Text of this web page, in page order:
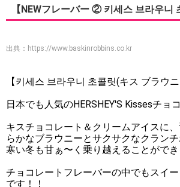
【NEWフレーバー ② 키세스 브라우니
出典： https://www.baskinrobbins.co.kr
【키세스 브라우니 초콜릿(キス ブラウ
日本でも人気のHERSHEY'S Kissesチョ
キスチョコレート＆クリームアイスに
らかなブラウニーとサクサクなクランチ
寒い冬も甘ぁ〜く乗り越えることがで
チョコレートフレーバーの中でもスイ
です！！